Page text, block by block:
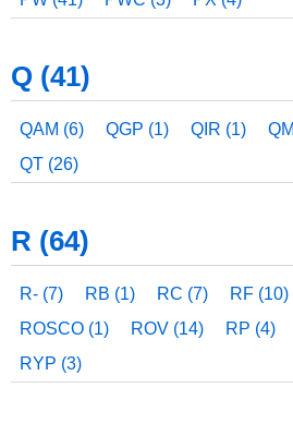
LRK (6) LRS (129) LS (1)
LWM (4)
Q (41)
QAM (6) QGP (1) QIR (1)
QT (26)
R (64)
R- (7) RB (1) RC (7) RF (10)
ROSCO (1)
ROV (14) RP (4)
RYP (3)